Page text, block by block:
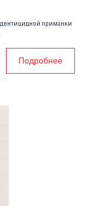
приманки
Подробнее